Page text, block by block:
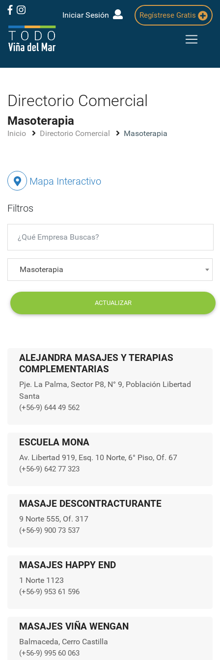
Iniciar Sesión Regístrese Gratis
Directorio Comercial
Masoterapia
Inicio Directorio Comercial Masoterapia
Mapa Interactivo
Filtros
Masoterapia
ACTUALIZAR
ALEJANDRA MASAJES Y TERAPIAS
COMPLEMENTARIAS
Pje. La Palma, Sector P8, N° 9, Población Libertad
Santa
(+56-9) 644 49 562
ESCUELA MONA
Av. Libertad 919, Esq. 10 Norte, 6° Piso, Of. 67
(+56-9) 642 77 323
MASAJE DESCONTRACTURANTE
9 Norte 555, Of. 317
(+56-9) 900 73 537
MASAJES HAPPY END
1 Norte 1123
(+56-9) 953 61 596
MASAJES VIÑA WENGAN
Balmaceda, Cerro Castilla
(+56-9) 995 60 063